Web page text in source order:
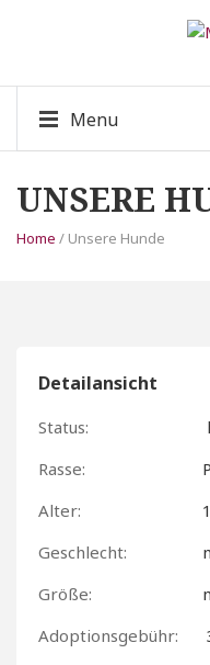
Menu
UNSERE
Home / Unsere Hunde
Detailansicht
Status:
Rasse:
Alter:
Geschlecht:
Größe:
Adoptionsgebühr: